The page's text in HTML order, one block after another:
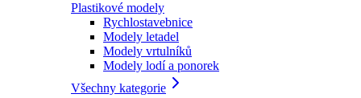
Plastikové modely
Rychlostavebnice
Modely letadel
Modely vrtulníků
Modely lodí a ponorek
Všechny kategorie